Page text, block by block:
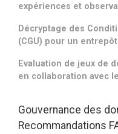
expériences et
Décryptage des
(CGU) pour un
Evaluation de jeux de
en collaboration avec
Gouvernance des
Recommandations